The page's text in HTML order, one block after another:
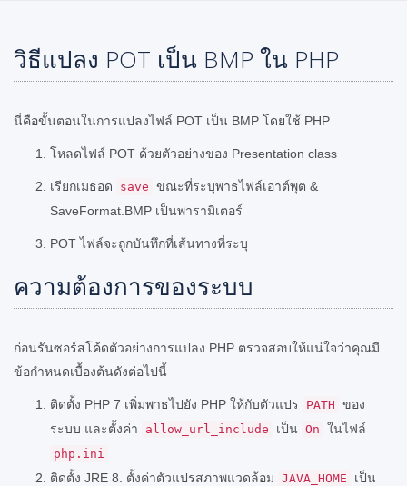
วิธีแปลง POT เป็น BMP ใน PHP
นี่คือขั้นตอนในการแปลงไฟล์ POT เป็น BMP โดยใช้ PHP
โหลดไฟล์ POT ด้วยตัวอย่างของ Presentation class
เรียกเมธอด save ขณะที่ระบุพาธไฟล์เอาต์พุต &
SaveFormat.BMP เป็นพารามิเตอร์
POT ไฟล์จะถูกบันทึกที่เส้นทางที่ระบุ
ความต้องการของระบบ
ก่อนรันซอร์สโค้ดตัวอย่างการแปลง PHP ตรวจสอบให้แน่ใจว่าคุณมี
ข้อกำหนดเบื้องต้นดังต่อไปนี้
ติดตั้ง PHP 7 เพิ่มพาธไปยัง PHP ให้กับตัวแปร PATH ของ
ระบบ และตั้งค่า
allow_url_include เป็น On ในไฟล์
php.ini
ติดตั้ง JRE 8. ตั้งค่าตัวแปรสภาพแวดล้อม JAVA_HOME
เป็น